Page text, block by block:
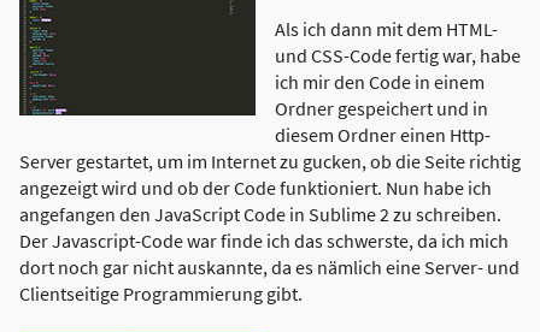
Als ich dann mit dem HTML-
und CSS-Code fertig war, habe
ich mir den Code in einem
Ordner gespeichert und in
diesem Ordner einen Http-
Server gestartet, um im Internet zu gucken, ob die Seite richtig
angezeigt wird und ob der Code funktioniert. Nun habe ich
angefangen den JavaScript Code in Sublime 2 zu schreiben.
Der Javascript-Code war finde ich das schwerste, da ich mich
dort noch gar nicht auskannte, da es nämlich eine Server- und
Clientseitige Programmierung gibt.